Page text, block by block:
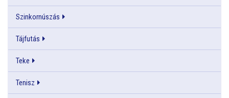
Szinkornúszás
Tájfutás
Teke
Tenisz